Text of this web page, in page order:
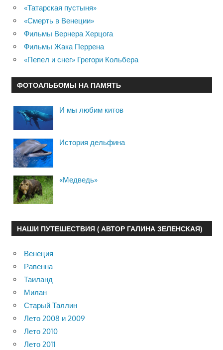
«Татарская пустыня»
«Смерть в Венеции»
Фильмы Вернера Херцога
Фильмы Жака Перрена
«Пепел и снег» Грегори Кольбера
ФОТОАЛЬБОМЫ НА ПАМЯТЬ
И мы любим китов
История дельфина
«Медведь»
НАШИ ПУТЕШЕСТВИЯ ( АВТОР ГАЛИНА ЗЕЛЕНСКАЯ)
Венеция
Равенна
Таиланд
Милан
Старый Таллин
Лето 2008 и 2009
Лето 2010
Лето 2011